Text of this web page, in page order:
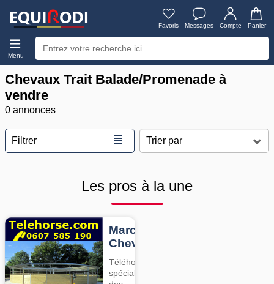
Favoris Messages Compte Panier
Menu
Chevaux Trait Balade/Promenade à
vendre
0 annonces
Filtrer ≣
Les pros à la une
Marcheurs
Chevaux
Téléhorse,
spécialiste